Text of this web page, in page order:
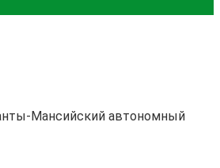
Мансийский автономный